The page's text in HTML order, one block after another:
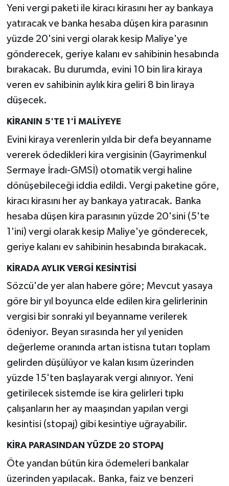
Yeni vergi paketi ile kiracı kirasını her ay bankaya
yatıracak ve banka hesaba düşen kira parasının
yüzde 20'sini vergi olarak kesip Maliye'ye
gönderecek, geriye kalanı ev sahibinin hesabında
bırakacak. Bu durumda, evini 10 bin lira kiraya
veren ev sahibinin aylık kira geliri 8 bin liraya
düşecek.
KİRANIN 5'TE 1'İ MALİYEYE
Evini kiraya verenlerin yılda bir defa beyanname
vererek ödedikleri kira vergisinin (Gayrimenkul
Sermaye İradı-GMSİ) otomatik vergi haline
dönüşebileceği iddia edildi. Vergi paketine göre,
kiracı kirasını her ay bankaya yatıracak. Banka
hesaba düşen kira parasının yüzde 20'sini (5'te
1'ini) vergi olarak kesip Maliye'ye gönderecek,
geriye kalanı ev sahibinin hesabında bırakacak.
KİRADA AYLIK VERGİ KESİNTİSİ
Sözcü'de yer alan habere göre; Mevcut yasaya
göre bir yıl boyunca elde edilen kira gelirlerinin
vergisi bir sonraki yıl beyanname verilerek
ödeniyor. Beyan sırasında her yıl yeniden
değerleme oranında artan istisna tutarı toplam
gelirden düşülüyor ve kalan kısım üzerinden
yüzde 15'ten başlayarak vergi alınıyor. Yeni
getirilecek sistemde ise kira gelirleri tıpkı
çalışanların her ay maaşından yapılan vergi
kesintisi (stopaj) gibi kesintiye uğrayabilir.
KİRA PARASINDAN YÜZDE 20 STOPAJ
Öte yandan bütün kira ödemeleri bankalar
üzerinden yapılacak. Banka, faiz ve benzeri